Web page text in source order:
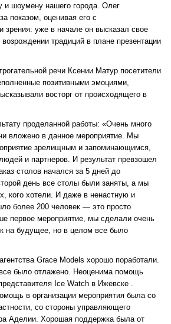
и шоумену нашего города. Олег
показом, оценивая его с
зрения: уже в начале он высказал свое
традиций в плане презентации
речи Ксении Матур посетители
позитивными эмоциями,
восторг от происходящего в
проделанной работы: «Очень много
вложено в данное мероприятие. Мы
зрелищным и запоминающимся,
и партнеров. И результат превзошел
столов начался за 5 дней до
день все столы были заняты, а мы
кого хотели. И даже в ненастную и
более 200 человек — это просто
первое мероприятие, мы сделали очень
на будущее, но в целом все было
Grace Models хорошо поработали.
было отлажено. Неоценима помощь
Ice Watch в Ижевске .
в организации мероприятия была со
со стороны управляющего
Аделии. Хорошая поддержка была от